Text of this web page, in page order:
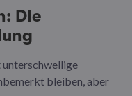
Die
unterschwellige
bleiben, aber